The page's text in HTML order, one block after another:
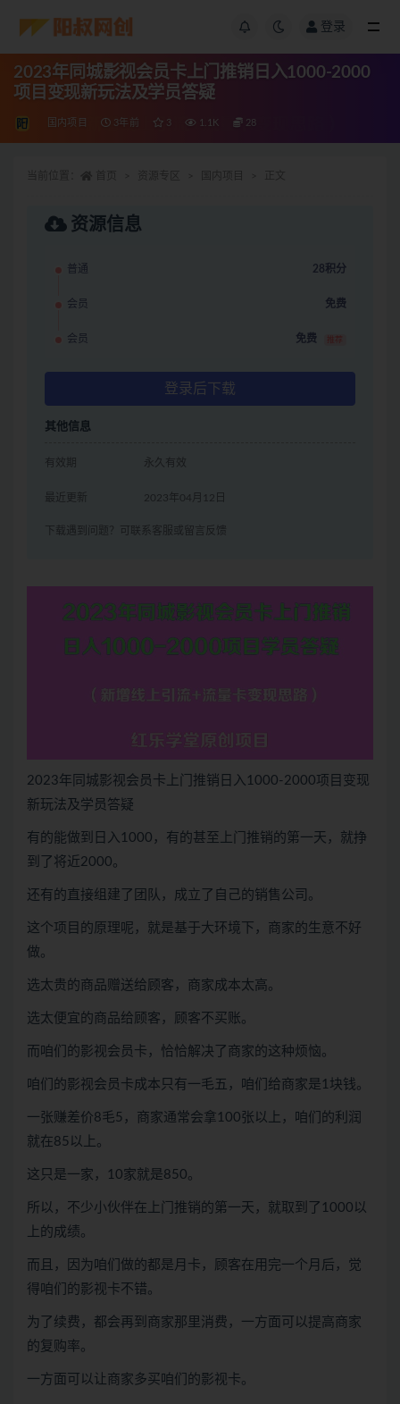
登录
2023年同城影视会员卡上门推销日入1000-2000
项目变现新玩法及学员答疑
国内项目 3年前 3 1.1K 28
资源信息
普通 28积分
会员 免费
会员 免费 推荐
登录后下载
其他信息
有效期 永久有效
最近更新 2023年04月12日
下载遇到问题？可联系客服或留言反馈
2023年同城影视会员卡上门推销日入1000-2000项目变现
新玩法及学员答疑
有的能做到日入1000，有的甚至上门推销的第一天，就挣
到了将近2000。
还有的直接组建了团队，成立了自己的销售公司。
这个项目的原理呢，就是基于大环境下，商家的生意不好
做。
选太贵的商品赠送给顾客，商家成本太高。
选太便宜的商品给顾客，顾客不买账。
而咱们的影视会员卡，恰恰解决了商家的这种烦恼。
咱们的影视会员卡成本只有一毛五，咱们给商家是1块钱。
一张赚差价8毛5，商家通常会拿100张以上，咱们的利润
就在85以上。
这只是一家，10家就是850。
所以，不少小伙伴在上门推销的第一天，就取到了1000以
上的成绩。
而且，因为咱们做的都是月卡，顾客在用完一个月后，觉
得咱们的影视卡不错。
为了续费，都会再到商家那里消费，一方面可以提高商家
的复购率。
一方面可以让商家多买咱们的影视卡。